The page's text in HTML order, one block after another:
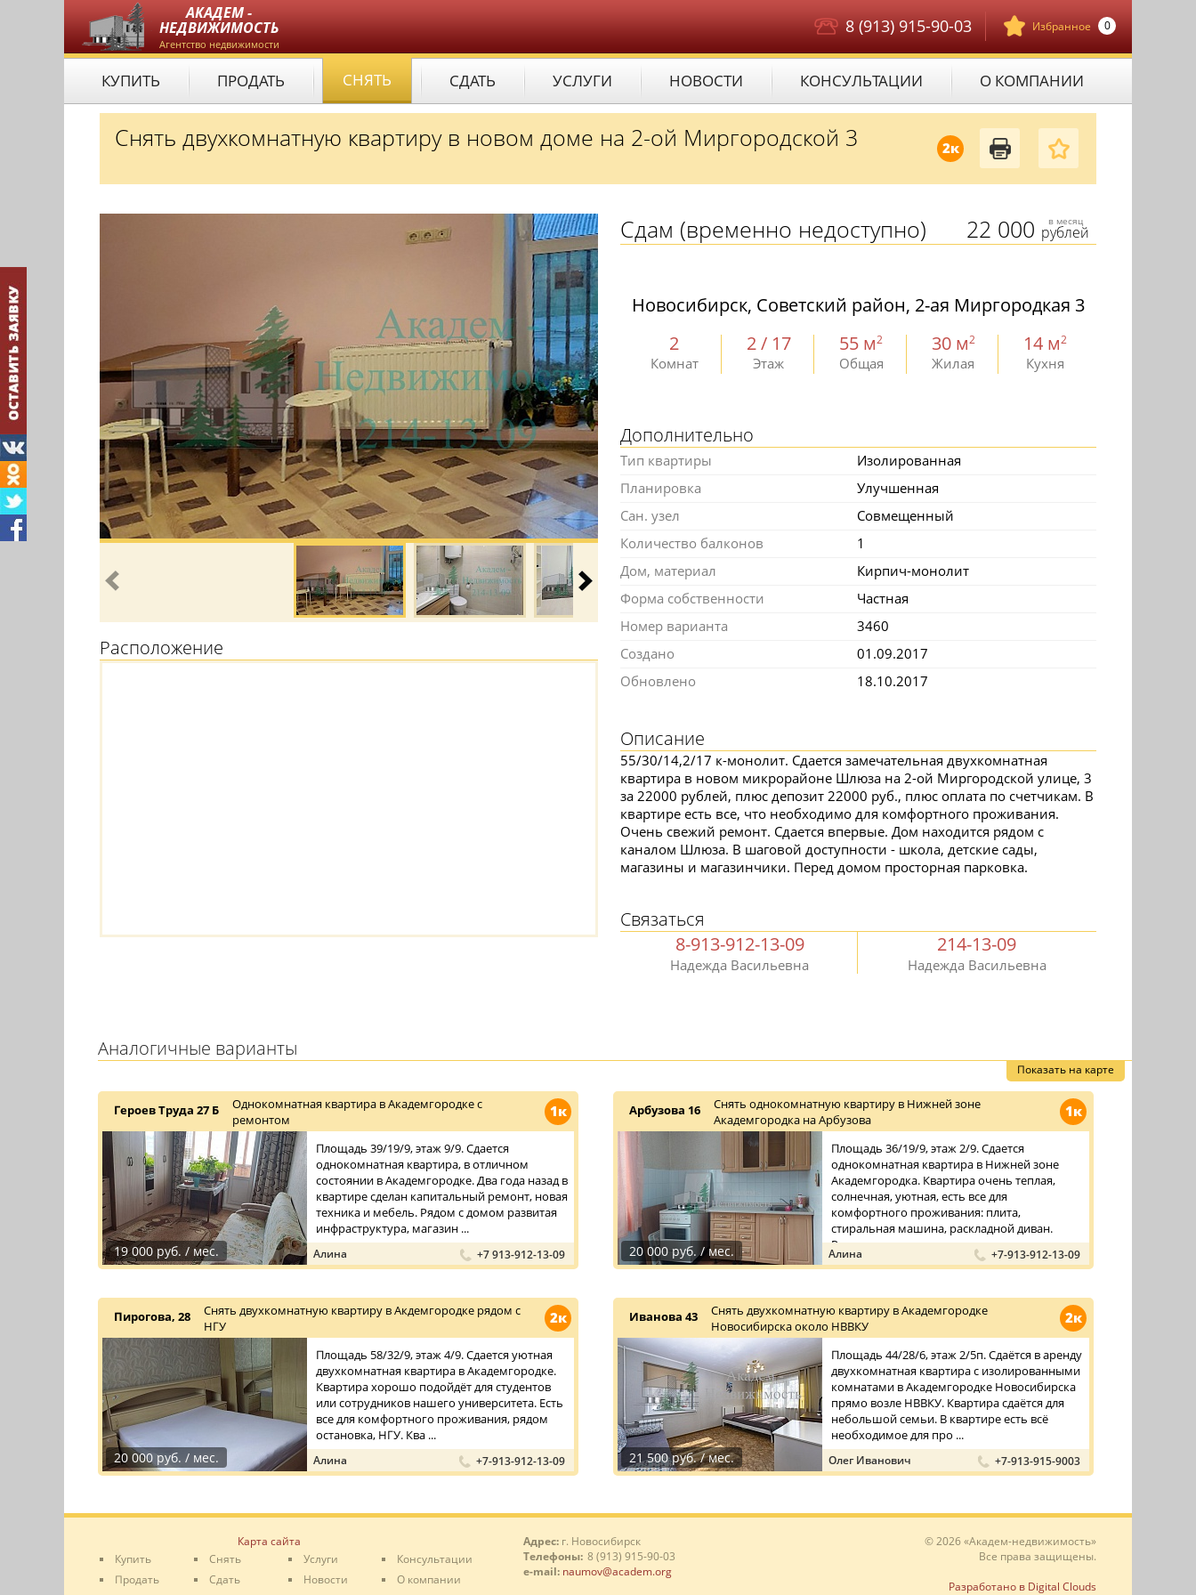
АКАДЕМ -
НЕДВИЖИМОСТЬ
Агентство недвижимости
Избранное 0
8 (913) 915-90-03
КУПИТЬ ПРОДАТЬ СНЯТЬ СДАТЬ УСЛУГИ НОВОСТИ КОНСУЛЬТАЦИИ О КОМПАНИИ
2к
Снять двухкомнатную квартиру в новом доме на 2-ой Миргородской 3
Расположение
22 000 в месяц
рублей
Сдам (временно недоступно)
Новосибирск, Советский район, 2-ая Миргородкая 3
2
Комнат
2 / 17
Этаж
55 м2
Общая
30 м2
Жилая
14 м2
Кухня
Дополнительно
Тип квартиры
Изолированная
Планировка
Улучшенная
Сан. узел
Совмещенный
Количество балконов
1
Дом, материал
Кирпич-монолит
Форма собственности
Частная
Номер варианта
3460
Создано
01.09.2017
Обновлено
18.10.2017
Описание
55/30/14,2/17 к-монолит. Сдается замечательная двухкомнатная
квартира в новом микрорайоне Шлюза на 2-ой Миргородской улице, 3
за 22000 рублей, плюс депозит 22000 руб., плюс оплата по счетчикам. В
квартире есть все, что необходимо для комфортного проживания.
Очень свежий ремонт. Сдается впервые. Дом находится рядом с
каналом Шлюза. В шаговой доступности - школа, детские сады,
магазины и магазинчики. Перед домом просторная парковка.
Связаться
8-913-912-13-09
Надежда Васильевна
214-13-09
Надежда Васильевна
Аналогичные варианты
Показать на карте
1к
Героев Труда 27 Б
Однокомнатная квартира в Академгородке с
ремонтом
19 000 руб. / мес.
Площадь 39/19/9, этаж 9/9. Сдается
однокомнатная квартира, в отличном
состоянии в Академгородке. Два года назад в
квартире сделан капитальный ремонт, новая
техника и мебель. Рядом с домом развитая
инфраструктура, магазин ...
Алина +7 913-912-13-09
1к
Арбузова 16
Снять однокомнатную квартиру в Нижней зоне
Академгородка на Арбузова
20 000 руб. / мес.
Площадь 36/19/9, этаж 2/9. Сдается
однокомнатная квартира в Нижней зоне
Академгородка. Квартира очень теплая,
солнечная, уютная, есть все для
комфортного проживания: плита,
стиральная машина, раскладной диван.
Рядом с до ...
Алина +7-913-912-13-09
2к
Пирогова, 28
Снять двухкомнатную квартиру в Акдемгородке рядом с
НГУ
20 000 руб. / мес.
Площадь 58/32/9, этаж 4/9. Сдается уютная
двухкомнатная квартира в Академгородке.
Квартира хорошо подойдёт для студентов
или сотрудников нашего университета. Есть
все для комфортного проживания, рядом
остановка, НГУ. Ква ...
Алина +7-913-912-13-09
2к
Иванова 43
Снять двухкомнатную квартиру в Академгородке
Новосибирска около НВВКУ
21 500 руб. / мес.
Площадь 44/28/6, этаж 2/5п. Сдаётся в аренду
двухкомнатная квартира с изолированными
комнатами в Академгородке Новосибирска
прямо возле НВВКУ. Квартира сдаётся для
небольшой семьи. В квартире есть всё
необходимое для про ...
Олег Иванович +7-913-915-9003
Карта сайта
Купить
Продать
Снять
Сдать
Услуги
Новости
Консультации
О компании
Адрес: г. Новосибирск
Телефоны: 8 (913) 915-90-03
e-mail: naumov@academ.org
© 2026 «Академ-недвижимость»
Все права защищены.
Разработано в Digital Clouds